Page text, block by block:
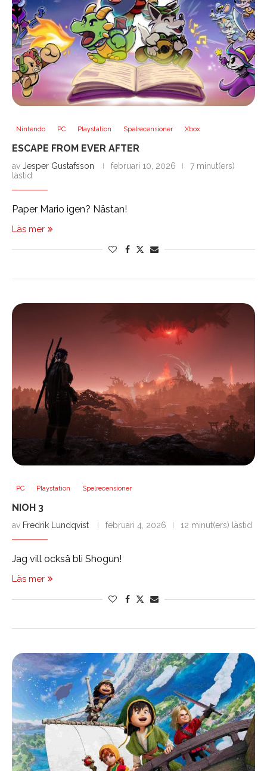
Nintendo PC Playstation Spelrecensioner Xbox
ESCAPE FROM EVER AFTER
av Jesper Gustafsson februari 10, 2026
7 minut(ers)
lästid
Paper Mario igen? Nästan!
Läs mer
PC Playstation Spelrecensioner
NIOH 3
av Fredrik Lundqvist februari 4, 2026 12 minut(ers) lästid
Jag vill också bli Shogun!
Läs mer